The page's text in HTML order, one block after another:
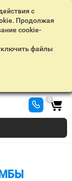
с
Продолжая
cookie-
файлы
0